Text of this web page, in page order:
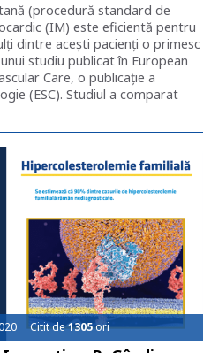
(procedură standard de
(IM) este eficientă pentru
dintre acești pacienți o primesc
studiu publicat în European
Care, o publicație a
(ESC). Studiul a comparat
Citit de1305ori